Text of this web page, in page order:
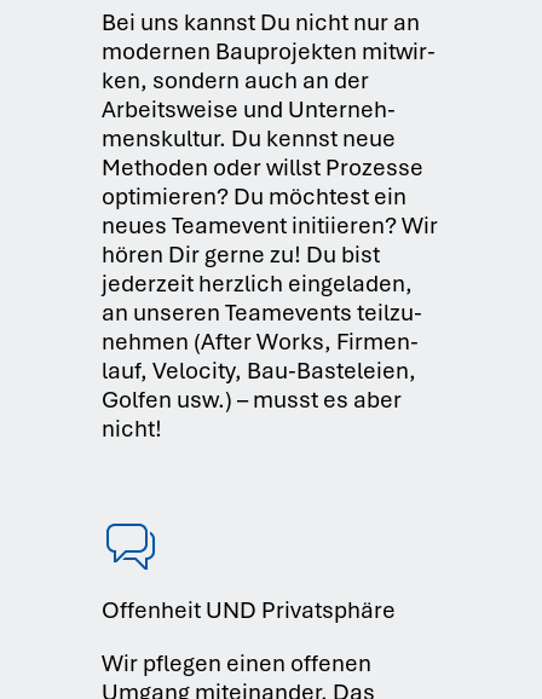
Bei uns kannst Du nicht nur an
moder­nen Bau­pro­jek­ten mit­wir­
ken, son­dern auch an der
Arbeits­wei­se und Unter­neh­
mens­kul­tur. Du kennst neue
Metho­den oder willst Pro­zes­se
opti­mie­ren? Du möch­test ein
neu­es Team­e­vent initi­ie­ren? Wir
hören Dir ger­ne zu! Du bist
jeder­zeit herz­lich ein­ge­la­den,
an unse­ren Team­e­vents teil­zu­
neh­men (After Works, Fir­men­
lauf, Velo­ci­ty, Bau-Bas­te­lei­en,
Gol­fen usw.) – musst es aber
nicht!
Offenheit UND Privatsphäre
Wir pfle­gen einen offe­nen
Umgang mit­ein­an­der. Das